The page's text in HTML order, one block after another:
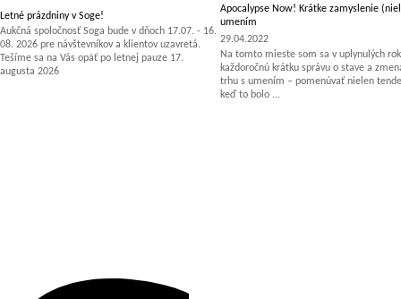
Letné prázdniny v Soge!
Aukčná spoločnosť Soga bude v dňoch 17.07. - 16.
08. 2026 pre návštevníkov a klientov uzavretá.
Tešíme sa na Vás opäť po letnej pauze 17.
augusta 2026
Apocalypse Now! Krátke zamyslenie
umením
29.04.2022
Na tomto mieste som sa v uplynulých
každoročnú krátku správu o stave a
trhu s umením – pomenúvať nielen
keď to bolo ...